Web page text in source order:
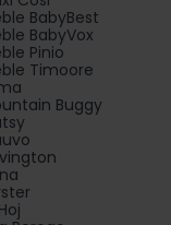
BabyBest
BabyVox
Pinio
Timoore
Buggy